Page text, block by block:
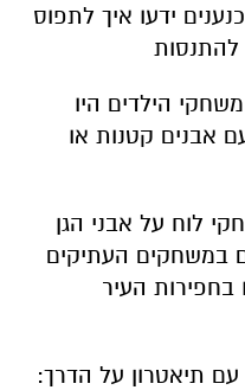
ידעו איך לתפוס
הילדים היו
אבנים קטנות או
לוח על אבני הגן
במשחקים העתיקים
העיר
עם תיאטרון על הדרך: